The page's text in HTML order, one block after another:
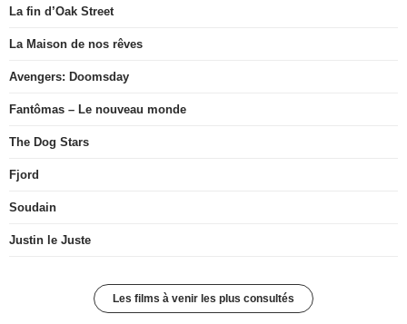
La fin d’Oak Street
La Maison de nos rêves
Avengers: Doomsday
Fantômas – Le nouveau monde
The Dog Stars
Fjord
Soudain
Justin le Juste
Les films à venir les plus consultés